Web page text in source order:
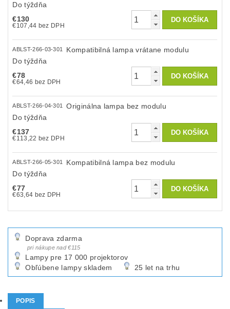
Do týždňa
€130
€107,44 bez DPH
ABLST-266-03-301
Kompatibilná lampa vrátane modulu
Do týždňa
€78
€64,46 bez DPH
ABLST-266-04-301
Originálna lampa bez modulu
Do týždňa
€137
€113,22 bez DPH
ABLST-266-05-301
Kompatibilná lampa bez modulu
Do týždňa
€77
€63,64 bez DPH
Doprava zdarma
pri nákupe nad €115
Lampy pre 17 000 projektorov
Obľúbene lampy skladem
25 let na trhu
POPIS